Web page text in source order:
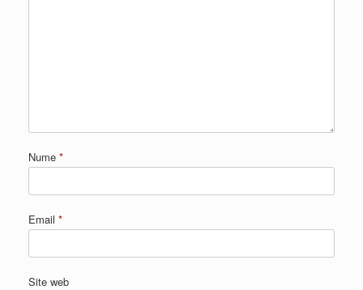
Nume *
Email *
Site web